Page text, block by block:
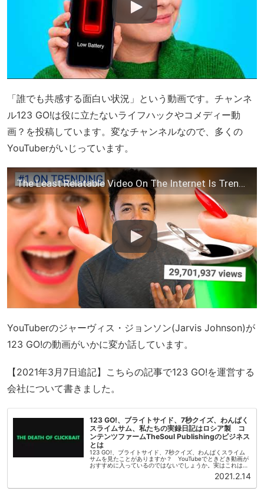
「誰でも共感する面白い状況」という動画です。チャンネ
ル123 GO!は役に立たないライフハックやコメディー動
画？を投稿しています。変なチャンネルなので、多くの
YouTuberがいじっています。
The Least Relatable Video On The Internet Is Trending (123 Go!)
YouTuberのジャーヴィス・ジョンソン(Jarvis Johnson)が
123 GO!の動画がいかに変か話しています。
【2021年3月7日追記】こちらの記事で123 GO!を運営する
会社について書きました。
123 GO!、ブライトサイド、7秒クイズ、わんぱく
スライムサム、私たちの実録日記はロシア製 コ
ンテンツファームTheSoul Publishingのビジネス
とは
123 GO!、ブライトサイド、7秒クイズ、わんぱくスライム
サムを見たことがありますか？ YouTubeでときどき動画が
おすすめに入っているのではないでしょうか。実はこれはす
べて同じ会社が運営しているYouTubeチャンネルです。運営
2021.2.14